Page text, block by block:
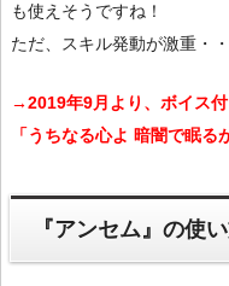
も使えそうですね！
ただ、スキル発動が激重・
→2019年9月より、ボイス付
「うちなる心よ 暗闇で眠る
『アンセム』の使